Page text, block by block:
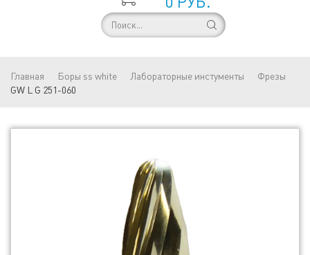
Главная Боры ss white Лабораторные инстументы
Фрезы
GW L G 251-060